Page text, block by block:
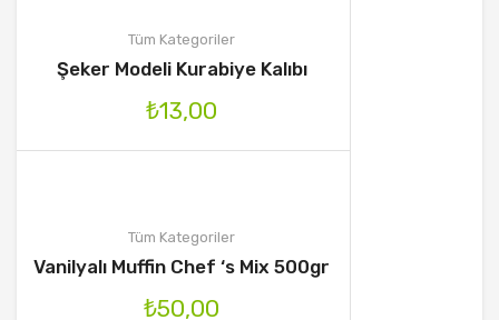
Tüm Kategoriler
Şeker Modeli Kurabiye Kalıbı
₺13,00
Tüm Kategoriler
Vanilyalı Muffin Chef ‘s Mix 500gr
₺50,00